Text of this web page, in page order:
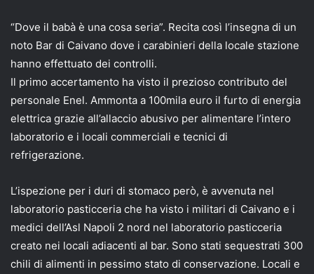
“Dove il babà è una cosa seria”. Recita così l’insegna di un
noto Bar di Caivano dove i carabinieri della locale stazione
hanno effettuato dei controlli.
Il primo accertamento ha visto il prezioso contributo del
personale Enel. Ammonta a 100mila euro il furto di energia
elettrica grazie all’allaccio abusivo per alimentare l’intero
laboratorio e i locali commerciali e tecnici di
refrigerazione.
L’ispezione per i duri di stomaco però, è avvenuta nel
laboratorio pasticceria che ha visto i militari di Caivano e i
medici dell’Asl Napoli 2 nord nel laboratorio pasticceria
creato nei locali adiacenti al bar. Sono stati sequestrati 300
chili di alimenti in pessimo stato di conservazione. Locali e